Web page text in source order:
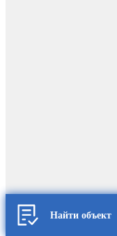
Найти объект